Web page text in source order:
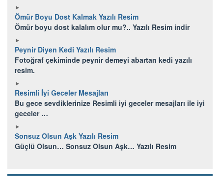
Ömür Boyu Dost Kalmak Yazılı Resim
Ömür boyu dost kalalım olur mu?.. Yazılı Resim indir
Peynir Diyen Kedi Yazılı Resim
Fotoğraf çekiminde peynir demeyi abartan kedi yazılı
resim.
Resimli İyi Geceler Mesajları
Bu gece sevdiklerinize Resimli iyi geceler mesajları ile iyi
geceler …
Sonsuz Olsun Aşk Yazılı Resim
Güçlü Olsun… Sonsuz Olsun Aşk… Yazılı Resim